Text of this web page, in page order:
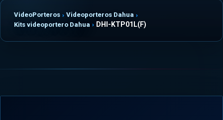
VideoPorteros
Videoporteros Dahua
Kits videoportero Dahua
DHI-KTP01L(F)